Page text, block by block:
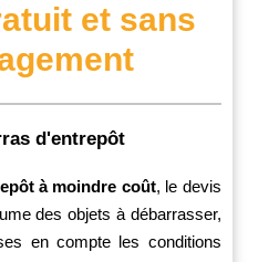
et sans
d'entrepôt
à moindre coût, le devis
des objets à débarrasser,
en compte les conditions